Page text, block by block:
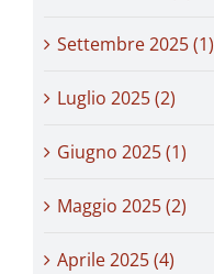
Settembre 2025 (1)
Luglio 2025 (2)
Giugno 2025 (1)
Maggio 2025 (2)
Aprile 2025 (4)